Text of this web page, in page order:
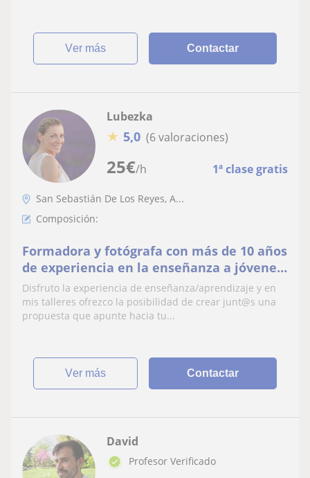
ver más Contactar
25€/h 1ª clase gratis
Lubezka
★ 5,0 (6 valoraciones)
San Sebastián De Los Reyes, A...
Composición:
Formadora y fotógrafa con más de 10 años
de experiencia en la enseñanza a jóvenes
y niños.
Disfruto la experiencia de enseñanza/aprendizaje y en
mis talleres ofrezco la posibilidad de crear junt@s una
propuesta que apunte hacia tu...
ver más Contactar
David
Profesor Verificado